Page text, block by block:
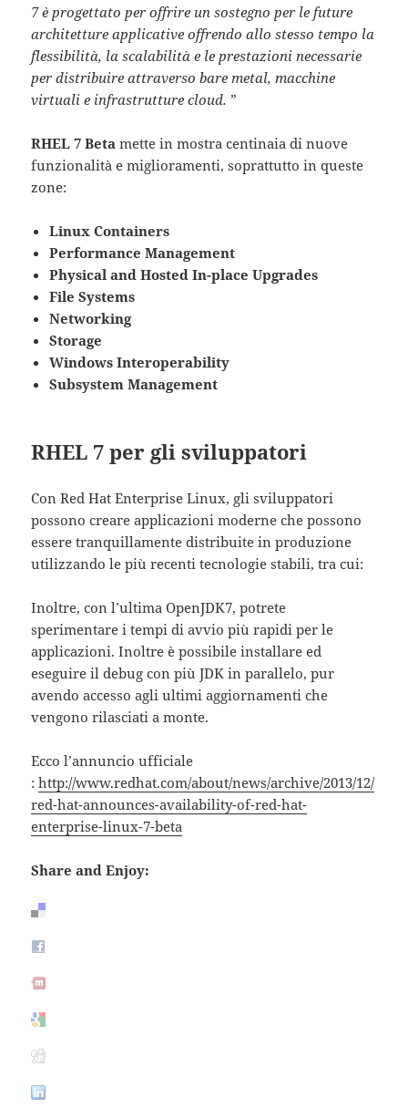
7 è progettato per offrire un sostegno per le future
architetture applicative offrendo allo stesso tempo la
flessibilità, la scalabilità e le prestazioni necessarie
per distribuire attraverso bare metal, macchine
virtuali e infrastrutture cloud. ”
RHEL 7 Beta mette in mostra centinaia di nuove
funzionalità e miglioramenti, soprattutto in queste
zone:
Linux Containers
Performance Management
Physical and Hosted In-place Upgrades
File Systems
Networking
Storage
Windows Interoperability
Subsystem Management
RHEL 7 per gli sviluppatori
Con Red Hat Enterprise Linux, gli sviluppatori
possono creare applicazioni moderne che possono
essere tranquillamente distribuite in produzione
utilizzando le più recenti tecnologie stabili, tra cui:
Inoltre, con l’ultima OpenJDK7, potrete
sperimentare i tempi di avvio più rapidi per le
applicazioni. Inoltre è possibile installare ed
eseguire il debug con più JDK in parallelo, pur
avendo accesso agli ultimi aggiornamenti che
vengono rilasciati a monte.
Ecco l’annuncio ufficiale
:http://www.redhat.com/about/news/archive/2013/12/
red-hat-announces-availability-of-red-hat-
enterprise-linux-7-beta
Share and Enjoy: